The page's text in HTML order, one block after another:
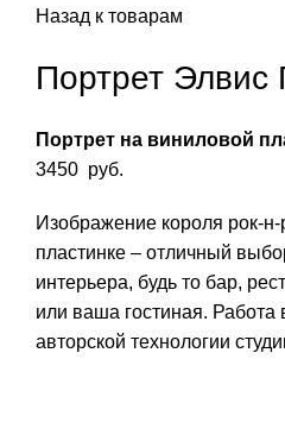
Назад к товарам
Портрет Элвис
Портрет на виниловой
3450 руб.
Изображение короля рок-
пластинке – отличный
интерьера, будь то бар,
или ваша гостиная.
авторской технологии